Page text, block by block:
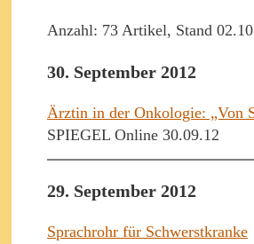
Anzahl: 73 Artikel, Stand
30. September 2012
Ärztin in der Onkologie: „Von
SPIEGEL Online 30.09.12
29. September 2012
Sprachrohr für Schwerstkranke